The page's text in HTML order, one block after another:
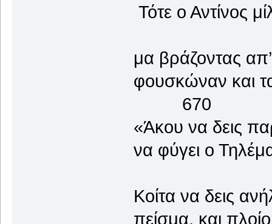
Τότε ο Αντίνος
μα βράζοντας
φουσκώναν και
670
«Άκου να δεις
να φύγει ο
Κοίτα να δεις
πείσμα, και